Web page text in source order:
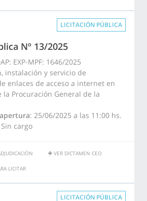
LICITACIÓN PÚBLICA
Nº 13/2025
EXP-MPF: 1646/2025
instalación y servicio de
enlaces de acceso a internet en
la Procuración General de la
: 25/06/2025 a las 11:00 hs.
Sin cargo
VER DICTAMEN CEO
LICITAR
LICITACIÓN PÚBLICA